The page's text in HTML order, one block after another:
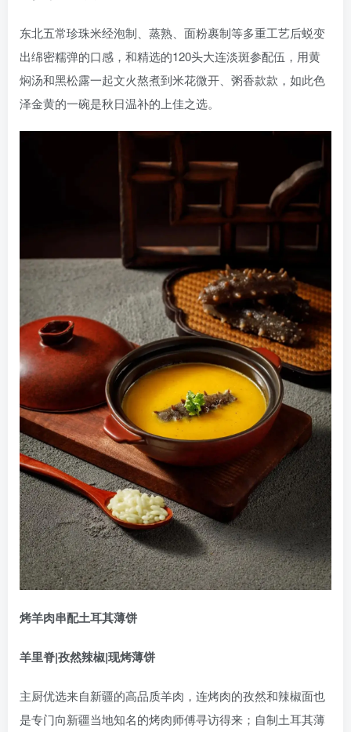
东北五常珍珠米经泡制、蒸熟、面粉裹制等多重工艺后蜕变
出绵密糯弹的口感，和精选的120头大连淡斑参配伍，用黄
焖汤和黑松露一起文火熬煮到米花微开、粥香款款，如此色
泽金黄的一碗是秋日温补的上佳之选。
烤羊肉串配土耳其薄饼
羊里脊|孜然辣椒|现烤薄饼
主厨优选来自新疆的高品质羊肉，连烤肉的孜然和辣椒面也
是专门向新疆当地知名的烤肉师傅寻访得来；自制土耳其薄